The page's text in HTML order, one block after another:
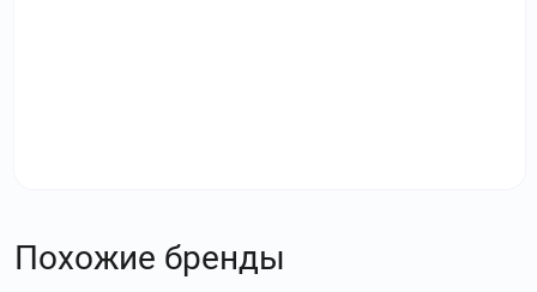
Похожие бренды